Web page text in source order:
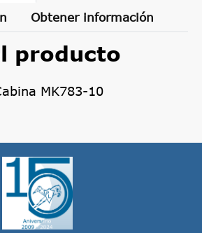
Obtener información
producto
MK783-10